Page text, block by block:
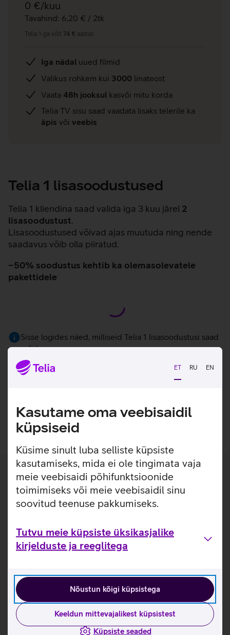
ET RU EN
Kasutame oma veebisaidil
küpsiseid
Küsime sinult luba selliste küpsiste
kasutamiseks, mida ei ole tingimata vaja
meie veebisaidi põhifunktsioonide
toimimiseks või meie veebisaidil sinu
soovitud teenuse pakkumiseks.
Tutvu meie küpsiste üksikasjalike
kirjelduste ja reeglitega
Nõustun kõigi küpsistega
Keeldun mittevajalikest küpsistest
Küpsiste seaded
0 €/kuu
Tavahind: 6,20 € / 2tk
Telia 1-ga võit 74 € aastas
Iga nädaluued filmid
Valikus rohkem kui 3000 linateost
Vaata 48h jooksulkasvõi mitu korda
Telia TV sisu saad vaadata lisaks telerile ka
äpis või veebis
Telia 1 lisasoodustused
Telia 1 kliendina saad valida iga 3 kuu järel 2
lisasoodustust.
Lisasoodustused võivad ajas muutuda ning nende
saadavus võib olla piiratud.
−50% soodustus kehtib ka olemasolevatele
pakettidele
Sisse logides näed, milliseid Telia 1 lisasoodustusi saad
valida.
Telia 1 kampaania tingimused
Login sisse
Kuidas saada Telia 1 kliendiks?
Vormista Telia 1 liitumine